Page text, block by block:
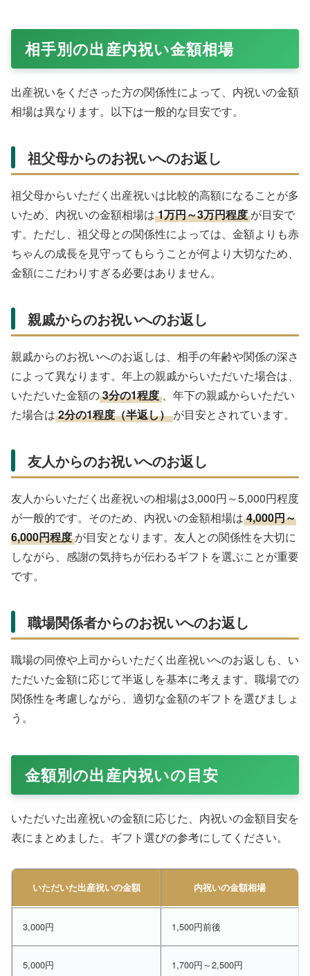
相手別の出産内祝い金額相場
出産祝いをくださった方の関係性によって、内祝いの金額
相場は異なります。以下は一般的な目安です。
祖父母からのお祝いへのお返し
祖父母からいただく出産祝いは比較的高額になることが多
いため、内祝いの金額相場は 1万円～3万円程度 が目安で
す。ただし、祖父母との関係性によっては、金額よりも赤
ちゃんの成長を見守ってもらうことが何より大切なため、
金額にこだわりすぎる必要はありません。
親戚からのお祝いへのお返し
親戚からのお祝いへのお返しは、相手の年齢や関係の深さ
によって異なります。年上の親戚からいただいた場合は、
いただいた金額の3分の1程度
、年下の親戚からいただい
た場合は 2分の1程度（半返し） が目安とされています。
友人からのお祝いへのお返し
友人からいただく出産祝いの相場は3,000円～5,000円程度
が一般的です。そのため、内祝いの金額相場は 4,000円～
6,000円程度 が目安となります。友人との関係性を大切に
しながら、感謝の気持ちが伝わるギフトを選ぶことが重要
です。
職場関係者からのお祝いへのお返し
職場の同僚や上司からいただく出産祝いへのお返しも、い
ただいた金額に応じて半返しを基本に考えます。職場での
関係性を考慮しながら、適切な金額のギフトを選びましょ
う。
金額別の出産内祝いの目安
いただいた出産祝いの金額に応じた、内祝いの金額目安を
表にまとめました。ギフト選びの参考にしてください。
いただいた出産祝いの金額 内祝いの金額相場
3,000円 1,500円前後
5,000円 1,700円～2,500円